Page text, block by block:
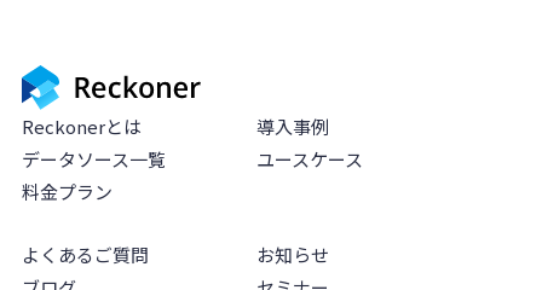
Reckonerとは
導入事例
データソース一覧
ユースケース
料金プラン
よくあるご質問
お知らせ